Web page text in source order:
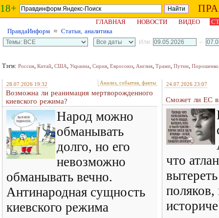
18+
ГЛАВНАЯ НОВОСТИ ВИДЕО
ПравдаИнформ ≈ Статьи, аналитика
Или: –
Тэги: Россия, Китай, США, Украина, Сирия, Евросоюз, Англия, Трамп, Путин, Порошенко
28.07.2026 19:32 Анализ, события, факты
Возможна ли реанимация мертворожденного
киевского режима?
Народ можно
обманывать
долго, но его
невозможно
обманывать вечно.
Антинародная сущность
киевского режима
24.07.2026 23:07
Сможет ли ЕС
что